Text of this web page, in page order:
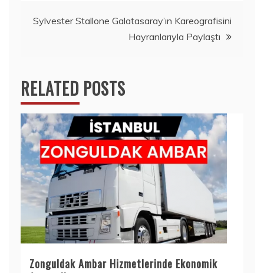
Sylvester Stallone Galatasaray’ın Kareografisini
Hayranlarıyla Paylaştı
RELATED POSTS
Zonguldak Ambar Hizmetlerinde Ekonomik